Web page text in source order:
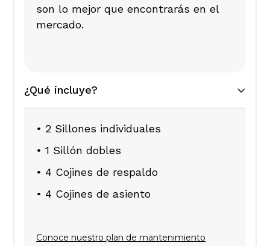
son lo mejor que encontrarás en el
mercado.
¿Qué incluye?
• 2 Sillones individuales
• 1 Sillón dobles
• 4 Cojines de respaldo
• 4 Cojines de asiento
Conoce nuestro plan de mantenimiento